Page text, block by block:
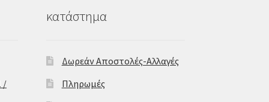
/
κατάστημα
Δωρεάν Αποστολές-Αλλαγές
Πληρωμές